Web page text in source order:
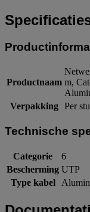
Productnaam m,
Verpakking Per
Technische
Categorie
6
Bescherming UTP
Type kabel